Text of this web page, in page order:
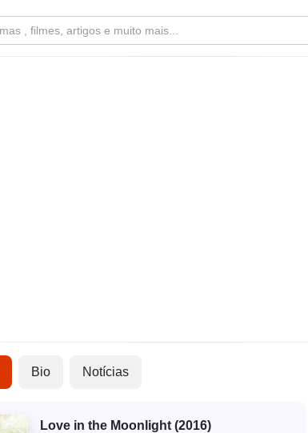
Bio Notícias
Love in the Moonlight (2016)